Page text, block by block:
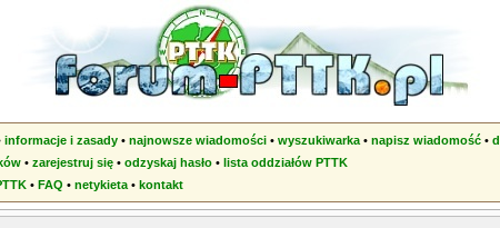
informacje i zasady • najnowsze wiadomości • wyszukiwarka • napisz wiadomość •
• zarejestruj się • odzyskaj hasło • lista oddziałów PTTK
• FAQ • netykieta • kontakt